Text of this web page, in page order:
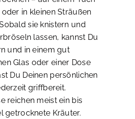
in kleinen Sträußen
sie knistern und
lassen, kannst Du
und in einem gut
Glas oder einer Dose
Du Deinen persönlichen
griffbereit.
reichen meist ein bis
getrocknete Kräuter.